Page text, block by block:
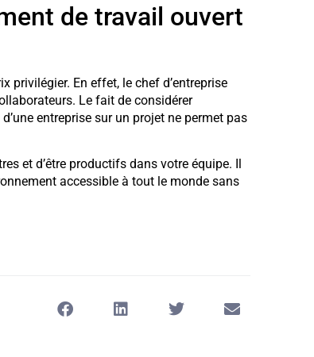
de travail ouvert
privilégier. En effet, le chef d’entreprise
Le fait de considérer
entreprise sur un projet ne permet pas
et d’être productifs dans votre équipe. Il
accessible à tout le monde sans